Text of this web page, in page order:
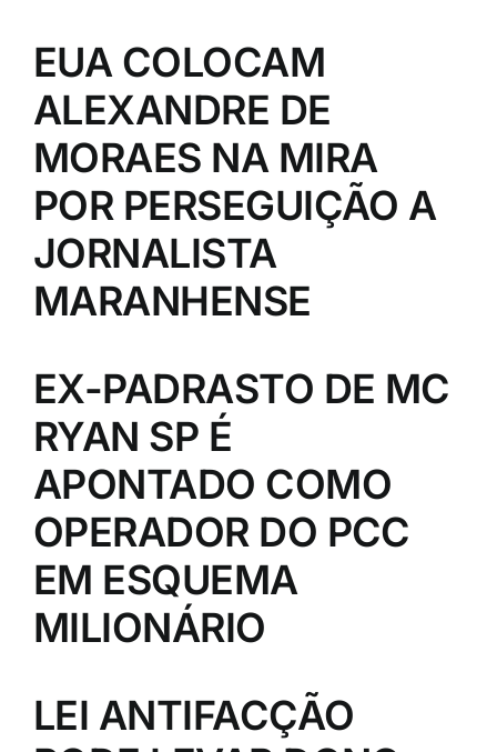
EUA COLOCAM
ALEXANDRE DE
MORAES NA MIRA
POR PERSEGUIÇÃO A
JORNALISTA
MARANHENSE
EX-PADRASTO DE MC
RYAN SP É
APONTADO COMO
OPERADOR DO PCC
EM ESQUEMA
MILIONÁRIO
LEI ANTIFACÇÃO